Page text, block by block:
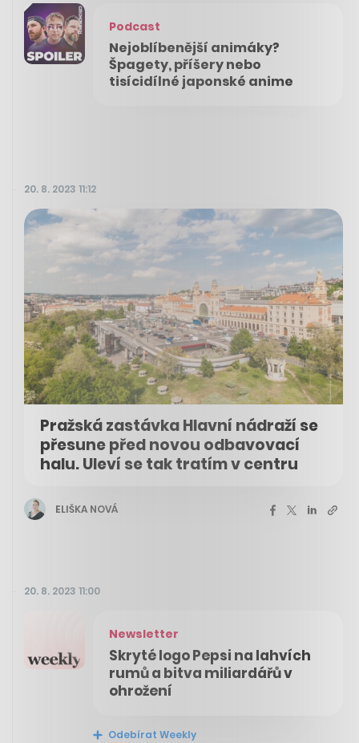
Podcast
Nejoblíbenější animáky?
Špagety, příšery nebo
tisícidílné japonské anime
20. 8. 2023 11:12
Pražská zastávka Hlavní nádraží se
přesune před novou odbavovací
halu. Uleví se tak tratím v centru
ELIŠKA NOVÁ
20. 8. 2023 11:00
Newsletter
Skryté logo Pepsi na lahvích
rumů a bitva miliardářů v
ohrožení
Odebírat Weekly